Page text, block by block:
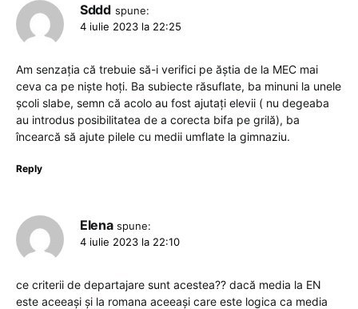
Sddd spune:
4 iulie 2023 la 22:25
Am senzația că trebuie să-i verifici pe ăștia de la MEC mai
ceva ca pe niște hoți. Ba subiecte răsuflate, ba minuni la unele
școli slabe, semn că acolo au fost ajutați elevii ( nu degeaba
au introdus posibilitatea de a corecta bifa pe grilă), ba
încearcă să ajute pilele cu medii umflate la gimnaziu.
Reply
Elena spune:
4 iulie 2023 la 22:10
ce criterii de departajare sunt acestea?? dacă media la EN
este aceeași și la romana aceeași care este logica ca media